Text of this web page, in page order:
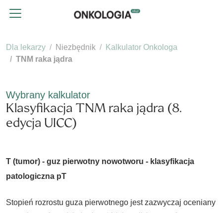
Dla lekarzy Niezbędnik
Kalkulator Onkologa
TNM raka jądra
Wybrany kalkulator
Klasyfikacja TNM raka jądra (8.
edycja UICC)
T (tumor) - guz pierwotny nowotworu - klasyfikacja
patologiczna pT
Stopień rozrostu guza pierwotnego jest zazwyczaj oceniany